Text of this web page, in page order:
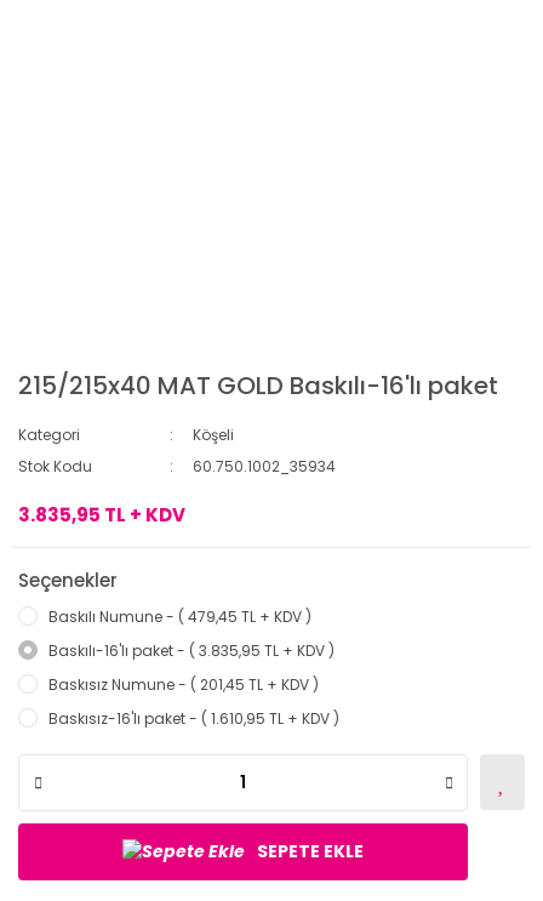
215/215x40 MAT GOLD Baskılı-16'lı paket
Kategori
Köşeli
Stok Kodu
60.750.1002_35934
3.835,95 TL + KDV
Seçenekler
Baskılı Numune - ( 479,45 TL + KDV )
Baskılı-16'lı paket - ( 3.835,95 TL + KDV )
Baskısız Numune - ( 201,45 TL + KDV )
Baskısız-16'lı paket - ( 1.610,95 TL + KDV )
SEPETE EKLE